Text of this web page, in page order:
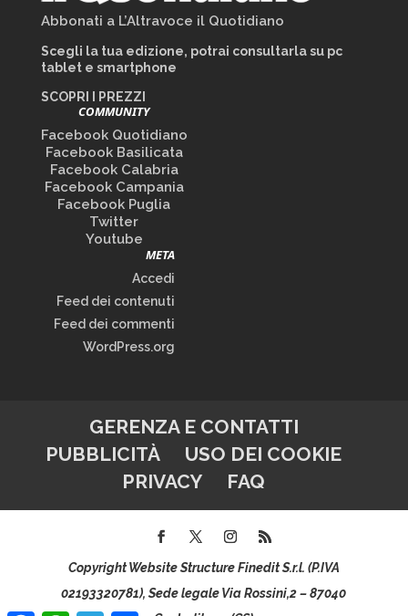
Abbonati a L’Altravoce il Quotidiano
Scegli la tua edizione, potrai consultarla su pc
tablet e smartphone
SCOPRI I PREZZI
COMMUNITY
Facebook Quotidiano
Facebook Basilicata
Facebook Calabria
Facebook Campania
Facebook Puglia
Twitter
Youtube
META
Accedi
Feed dei contenuti
Feed dei commenti
WordPress.org
GERENZA E CONTATTI
PUBBLICITÀ
USO DEI COOKIE
PRIVACY
FAQ
Copyright Website Structure Finedit S.r.l. (P.IVA
02193320781), Sede legale Via Rossini,2 – 87040